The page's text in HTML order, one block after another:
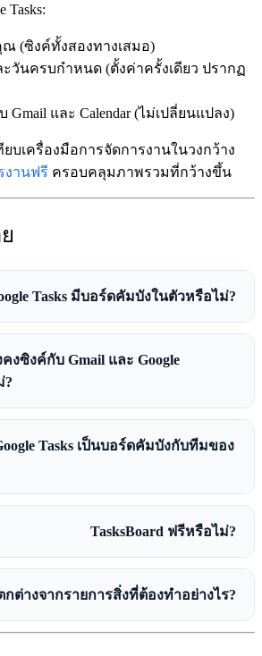
Tasks:
(ซิงค์ทั้งสองทางเสมอ)
ะวันครบกำหนด (ตั้งค่าครั้งเดียว ปรากฏ
Gmail และ Calendar (ไม่เปลี่ยนแปลง)
บเครื่องมือการจัดการงานในวงกว้าง
งานฟรี ครอบคลุมภาพรวมที่กว้างขึ้น
Tasks มีบอร์ดคัมบังในตัวหรือไม่?
งซิงค์กับ Gmail และ Google
?
Tasks เป็นบอร์ดคัมบังกับทีมของ
TasksBoard ฟรีหรือไม่?
ต่างจากรายการสิ่งที่ต้องทำอย่างไร?